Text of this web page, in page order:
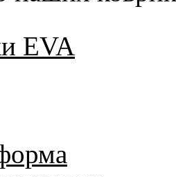
EVA